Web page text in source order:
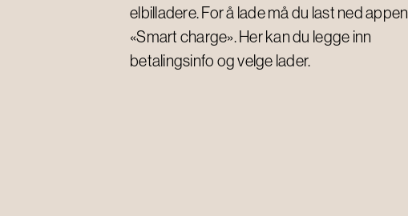
elbilladere. For å lade må du last ned appen
«Smart charge». Her kan du legge inn
betalingsinfo og velge lader.